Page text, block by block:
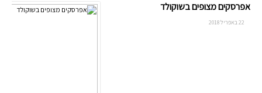
אפרסקים מצופים בשוקולד
22 באפריל 2018